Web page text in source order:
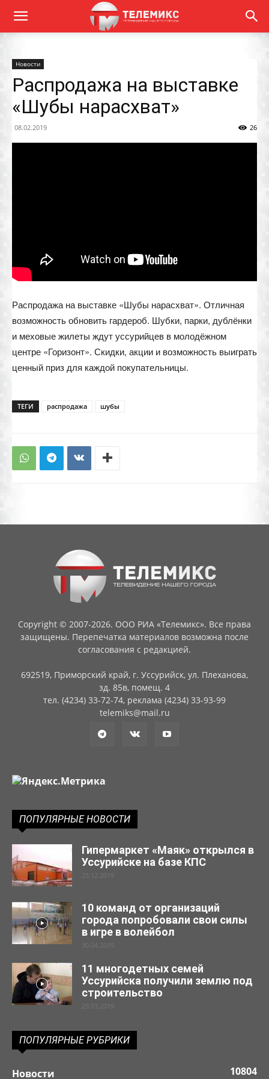
Новости
Распродажа на выставке
«Шубы нарасхват»
08.02.2019 26
Распродажа на выставке «Шубы нарасхват». Отличная
возможность обновить гардероб. Шубки, парки, дублёнки
и меховые жилеты ждут уссурийцев в молодёжном
центре «Горизонт». Скидки, акции и возможность выиграть
ценный приз для каждой покупательницы.
ТЕГИ распродажа шубы
Copyright © 2007-2026. ООО РИА «Телемикс». Все права
защищены. Перепечатка материалов возможна после
согласования с редакцией.
692519, Приморский край, г. Уссурийск, ул. Плеханова,
зд. 85в, помещ. 4
тел. (4234) 33-72-74, реклама (4234) 33-93-99
telemiks@mail.ru
ПОПУЛЯРНЫЕ НОВОСТИ
Гипермаркет «Маяк» открылся в
Уссурийске на базе КПС
23.12.2019
10 команд от организаций
города попробовали свои силы
в игре в волейбол
30.04.2019
11 многодетных семей
Уссурийска получили землю под
строительство
29.03.2019
ПОПУЛЯРНЫЕ РУБРИКИ
Новости 10804